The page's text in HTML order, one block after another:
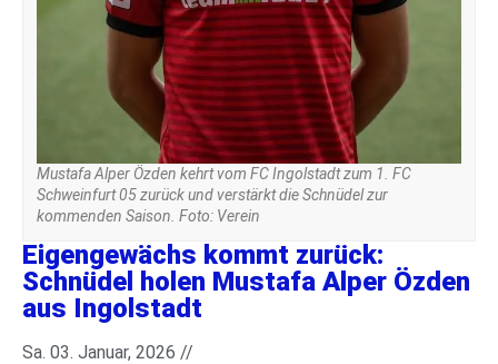
Mustafa Alper Özden kehrt vom FC Ingolstadt zum 1. FC
Schweinfurt 05 zurück und verstärkt die Schnüdel zur
kommenden Saison. Foto: Verein
Eigengewächs kommt zurück:
Schnüdel holen Mustafa Alper Özden
aus Ingolstadt
Sa. 03. Januar, 2026 //